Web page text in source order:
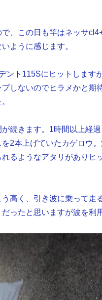
、この日も竿はネッサ
ように感じます。
ント115Sにヒットします
しないのでヒラメかと期
続きます。1時間以上経
2本上げていたカゲロウ
るようなアタリがありヒ
高く、引き波に乗って走
ったと思いますが波を利